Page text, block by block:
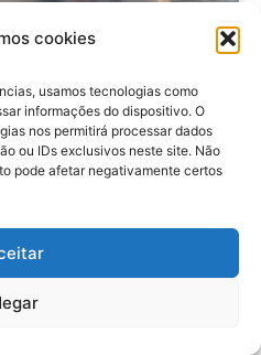
cookies
usamos tecnologias como
informações do dispositivo. O
nos permitirá processar dados
ou IDs exclusivos neste site. Não
pode afetar negativamente certos
do trabalho
em
na RN 118
RN